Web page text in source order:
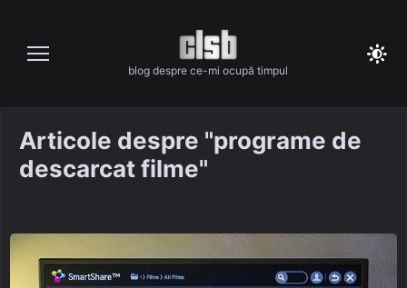
content
blog despre ce-mi ocupă timpul
Articole despre "programe de
descarcat filme"